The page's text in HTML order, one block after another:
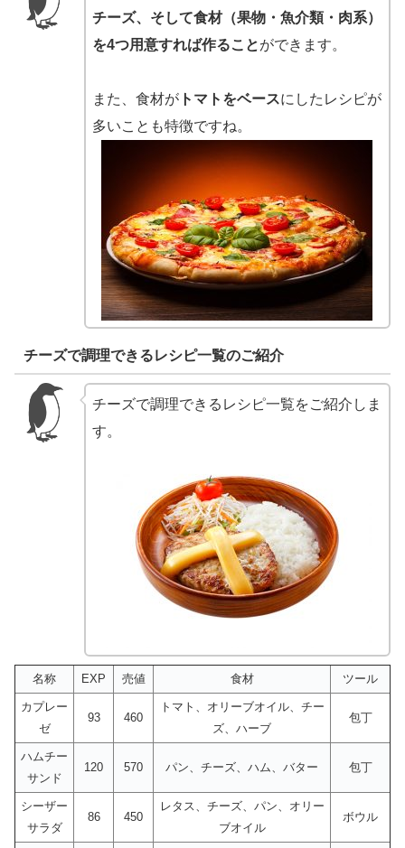
チーズ、そして食材（果物・魚介類・肉系）
を4つ用意すれば作ることができます。
また、食材がトマトをベースにしたレシピが
多いことも特徴ですね。
チーズで調理できるレシピ一覧のご紹介
チーズで調理できるレシピ一覧をご紹介しま
す。
名称 EXP 売値 食材 ツール
カプレー
ゼ
93 460
トマト、オリーブオイル、チー
ズ、ハーブ
包丁
ハムチー
サンド
120 570 パン、チーズ、ハム、バター 包丁
シーザー
サラダ
86 450
レタス、チーズ、パン、オリー
ブオイル
ボウル